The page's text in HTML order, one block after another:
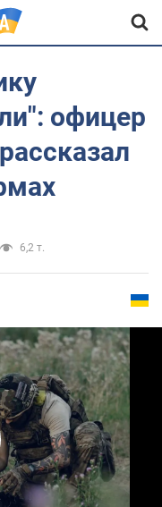
офицер
6,2 т.